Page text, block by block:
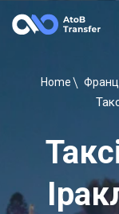
Home